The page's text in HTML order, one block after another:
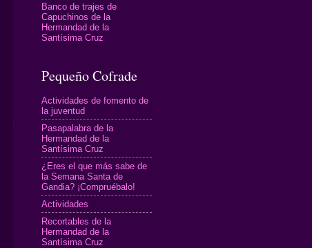
Banco de trajes de
Capuchinos de la
Hermandad de la
Santísima Cruz
Pequeño Cofrade
Actividades de fomento de
la juventud
Pasapalabra de la
Hermandad de la
Santísima Cruz
¿Eres el que más sabe de
la Semana Santa de
Gandia? ¡Compruébalo!
Actividades
Recortables de la
Hermandad de la
Santísima Cruz